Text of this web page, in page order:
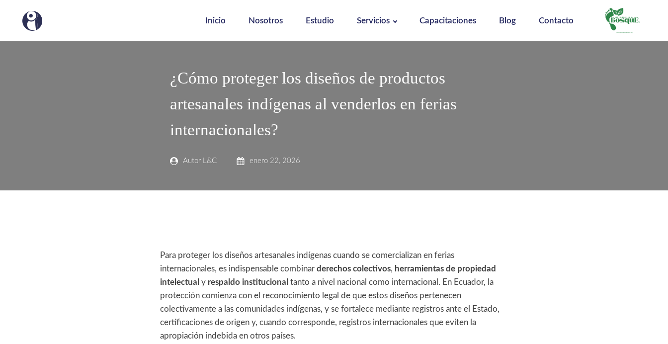
Inicio Nosotros Estudio Servicios Capacitaciones Blog Contacto
¿Cómo proteger los diseños de productos
artesanales indígenas al venderlos en ferias
internacionales?
Autor L&C enero 22, 2026
Para proteger los diseños artesanales indígenas cuando se comercializan en ferias
internacionales, es indispensable combinar derechos colectivos, herramientas de propiedad
intelectual y respaldo institucional tanto a nivel nacional como internacional. En Ecuador, la
protección comienza con el reconocimiento legal de que estos diseños pertenecen
colectivamente a las comunidades indígenas, y se fortalece mediante registros ante el Estado,
certificaciones de origen y, cuando corresponde, registros internacionales que eviten la
apropiación indebida en otros países.